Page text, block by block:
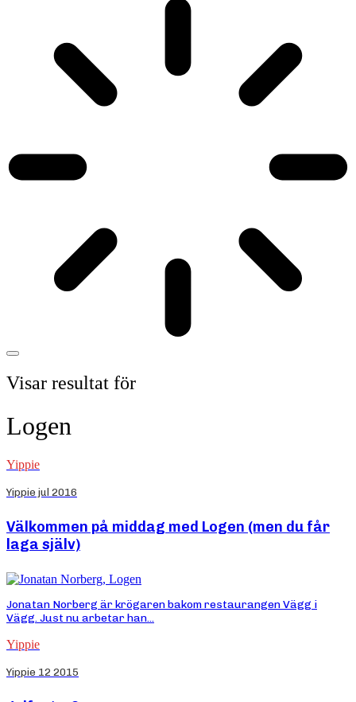
Visar resultat för
Logen
Yippie
Yippie jul 2016
Välkommen på middag med Logen (men du får
laga själv)
Jonatan Norberg är krögaren bakom restaurangen Vägg i
Vägg. Just nu arbetar han...
Yippie
Yippie 12 2015